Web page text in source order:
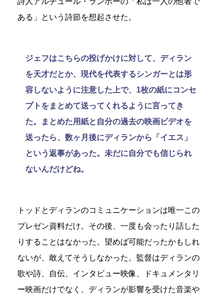
ある」という詩節を想起させた。
ジェフはこちらの投げかけに対して、ディラン
を天才だとか、現代を代表するシンガーとは形
容しないように注意した上で、1枚の紙にコンセ
プトをまとめて送ってくれるように言ってき
た。まとめた用紙と自分の過去の映画ビデオを
送ったら、数ヶ月後にディランから「イエス」
という返事があった。未だに自分でも信じられ
ないんだけどね。
トッドとディランのコミュニケーションは唯一この
プレゼン資料だけ。その後、一度も会ったり話した
りすることはなかった。望めば可能だったかもしれ
ないが、敢えてそうしなかった。監督はディランの
歌や詩、自伝、インタビュー映像、ドキュメンタリ
ー映画だけでなく、ディランが影響を受けた音楽や